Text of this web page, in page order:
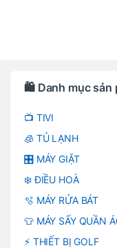
🛍️ Danh mục sản
📺 TIVI
🧊 TỦ LẠNH
🎛️ MÁY GIẶT
❄️ ĐIỀU HOÀ
🫧 MÁY RỬA BÁT
👕 MÁY SẤY QUẦN
⚡ THIẾT BỊ GOLF